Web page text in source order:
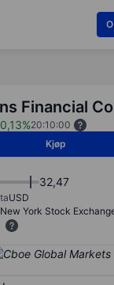
Financial
20:10:00
Kjøp
32,47
USD
New York Stock